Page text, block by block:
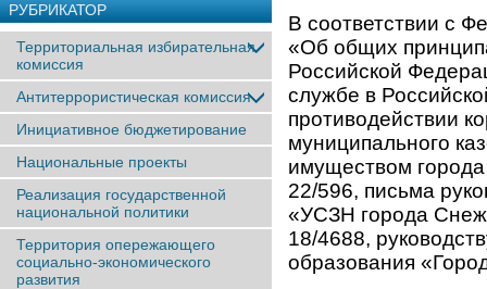
РУБРИКАТОР
Территориальная избирательная
комиссия
Антитеррористическая комиссия
Инициативное бюджетирование
Национальные проекты
Реализация государственной
национальной политики
Территория опережающего
социально-экономического
развития
В соответствии с
«Об общих
Российской
службе в
противодействии
муниципального
имуществом
22/596, письма
«УСЗН города
18/4688,
образования